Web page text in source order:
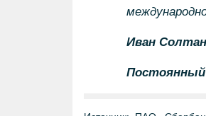
Иван
Постоянный